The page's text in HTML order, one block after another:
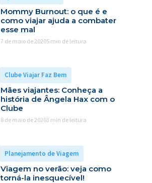
Mommy Burnout: o que é e
como viajar ajuda a combater
esse mal
7 de maio de 20205 min de leitura
Clube Viajar Faz Bem
Mães viajantes: Conheça a
história de Ângela Hax com o
Clube
8 de maio de 20203 min de leitura
Planejamento de Viagem
Viagem no verão: veja como
torná-la inesquecível!